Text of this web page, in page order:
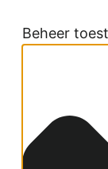
Beheer